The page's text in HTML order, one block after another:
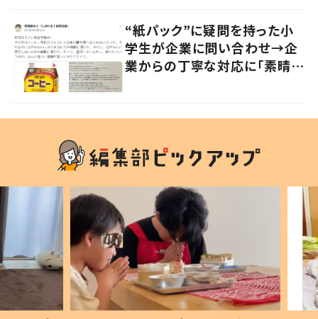
“紙パック”に疑問を持った小
学生が企業に問い合わせ→企
業からの丁寧な対応に「素晴ら